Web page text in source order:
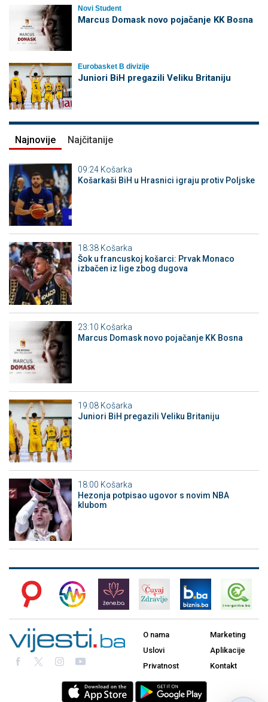
Novi Student
Marcus Domask novo pojačanje KK Bosna
Eurobasket B divizije
Juniori BiH pregazili Veliku Britaniju
Najnovije Najčitanije
09:24 Košarka
Košarkaši BiH u Hrasnici igraju protiv Poljske
18:38 Košarka
Šok u francuskoj košarci: Prvak Monaco
izbačen iz lige zbog dugova
23:10 Košarka
Marcus Domask novo pojačanje KK Bosna
19:08 Košarka
Juniori BiH pregazili Veliku Britaniju
18:00 Košarka
Hezonja potpisao ugovor s novim NBA
klubom
O nama
Uslovi
Privatnost
Marketing
Aplikacije
Kontakt